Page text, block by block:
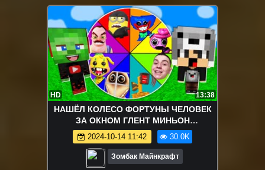
HD 13:38
НАШЁЛ КОЛЕСО ФОРТУНЫ ЧЕЛОВЕК
ЗА ОКНОМ ГЛЕНТ МИНЬОН
СИРЕНОГОЛОВЫЙ КРОЛИК БОНЗО
ХАГГИ В МАЙНКРАФТ
2024-10-14 11:42 30.0K
Зомбак Майнкрафт